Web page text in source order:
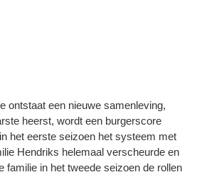
ontstaat een nieuwe samenleving,
heerst, wordt een burgerscore
het eerste seizoen het systeem met
Hendriks helemaal verscheurde en
familie in het tweede seizoen de rollen